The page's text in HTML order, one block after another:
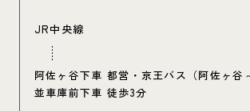
JR中央線
阿佐ヶ谷下車 都営・京王バス（阿佐ヶ谷
並車庫前下車 徒歩3分